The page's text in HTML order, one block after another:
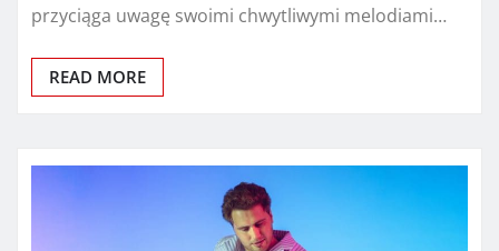
przyciąga uwagę swoimi chwytliwymi melodiami…
READ MORE